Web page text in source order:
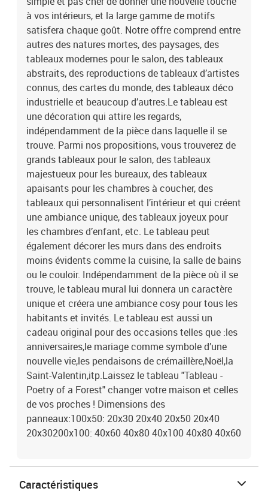
à vos intérieurs, et la large gamme de motifs
satisfera chaque goût. Notre offre comprend entre
autres des natures mortes, des paysages, des
tableaux modernes pour le salon, des tableaux
abstraits, des reproductions de tableaux d’artistes
connus, des cartes du monde, des tableaux déco
industrielle et beaucoup d’autres.Le tableau est
une décoration qui attire les regards,
indépendamment de la pièce dans laquelle il se
trouve. Parmi nos propositions, vous trouverez de
grands tableaux pour le salon, des tableaux
majestueux pour les bureaux, des tableaux
apaisants pour les chambres à coucher, des
tableaux qui personnalisent l’intérieur et qui créent
une ambiance unique, des tableaux joyeux pour
les chambres d’enfant, etc. Le tableau peut
également décorer les murs dans des endroits
moins évidents comme la cuisine, la salle de bains
ou le couloir. Indépendamment de la pièce où il se
trouve, le tableau mural lui donnera un caractère
unique et créera une ambiance cosy pour tous les
habitants et invités. Le tableau est aussi un
cadeau original pour des occasions telles que :les
anniversaires,le mariage comme symbole d’une
nouvelle vie,les pendaisons de crémaillère,Noël,la
Saint-Valentin,itp.Laissez le tableau "Tableau -
Poetry of a Forest" changer votre maison et celles
de vos proches ! Dimensions des
panneaux:100x50: 20x30 20x40 20x50 20x40
20x30200x100: 40x60 40x80 40x100 40x80 40x60
Caractéristiques